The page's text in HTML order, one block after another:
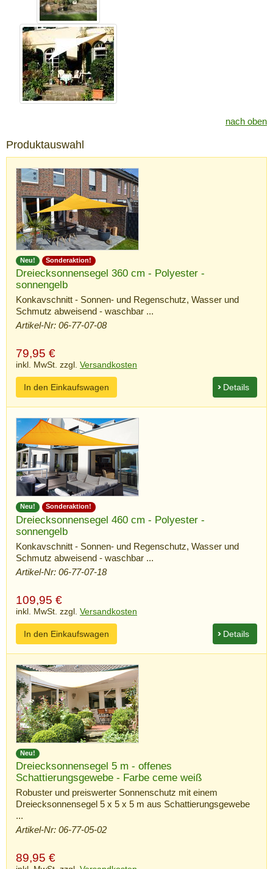
nach oben
Produktauswahl
Neu! Sonderaktion!
Dreiecksonnensegel 360 cm - Polyester -
sonnengelb
Konkavschnitt - Sonnen- und Regenschutz, Wasser und
Schmutz abweisend - waschbar ...
Artikel-Nr: 06-77-07-08
79,95 €
inkl. MwSt. zzgl. Versandkosten
Details
In den Einkaufswagen
Neu! Sonderaktion!
Dreiecksonnensegel 460 cm - Polyester -
sonnengelb
Konkavschnitt - Sonnen- und Regenschutz, Wasser und
Schmutz abweisend - waschbar ...
Artikel-Nr: 06-77-07-18
109,95 €
inkl. MwSt. zzgl. Versandkosten
Details
In den Einkaufswagen
Neu!
Dreiecksonnensegel 5 m - offenes
Schattierungsgewebe - Farbe ceme weiß
Robuster und preiswerter Sonnenschutz mit einem
Dreiecksonnensegel 5 x 5 x 5 m aus Schattierungsgewebe
...
Artikel-Nr: 06-77-05-02
89,95 €